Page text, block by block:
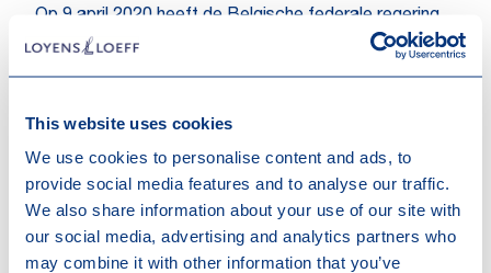
This website uses cookies
We use cookies to personalise content and ads, to
provide social media features and to analyse our traffic.
We also share information about your use of our site with
our social media, advertising and analytics partners who
may combine it with other information that you’ve
Op 9 april 2020 heeft de Belgische federale regering
een koninklijk besluit aangenomen dat deze situaties
tijden van pandemie op normale wijze te werken en
tegelijkertijd de gezondheid van de leden van hun
verschillende organen te beschermen zonder het
risico te lopen dat het virus zich verder verspreidt.
Dit artikel is beschikbaar in het Engels.